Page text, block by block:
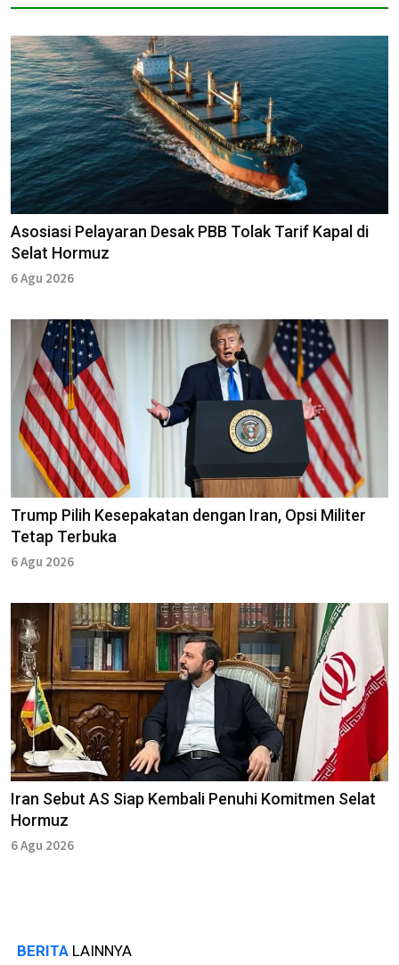
Asosiasi Pelayaran Desak PBB Tolak Tarif Kapal di
Selat Hormuz
6 Agu 2026
Trump Pilih Kesepakatan dengan Iran, Opsi Militer
Tetap Terbuka
6 Agu 2026
Iran Sebut AS Siap Kembali Penuhi Komitmen Selat
Hormuz
6 Agu 2026
BERITA LAINNYA